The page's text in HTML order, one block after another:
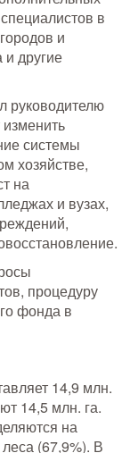
в
и
и другие
руководителю
системы
хозяйстве,
на
и вузах,
процедуру
фонда в
14,9 млн.
14,5 млн. га.
на
(67,9%). В